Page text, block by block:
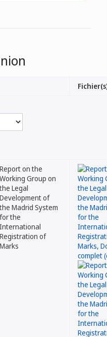
Report on the
Working Group on
the Legal
Development of
the Madrid System
for the
International
Registration of
Marks